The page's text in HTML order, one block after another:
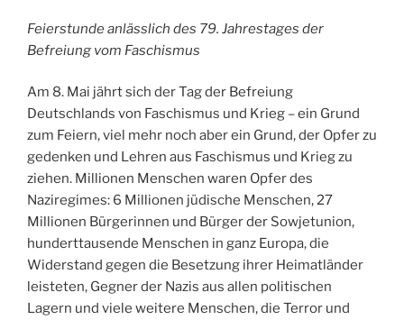
Feierstunde anlässlich des 79. Jahrestages der
Befreiung vom Faschismus
Am 8. Mai jährt sich der Tag der Befreiung
Deutschlands von Faschismus und Krieg – ein Grund
zum Feiern, viel mehr noch aber ein Grund, der Opfer zu
gedenken und Lehren aus Faschismus und Krieg zu
ziehen. Millionen Menschen waren Opfer des
Naziregimes: 6 Millionen jüdische Menschen, 27
Millionen Bürgerinnen und Bürger der Sowjetunion,
hunderttausende Menschen in ganz Europa, die
Widerstand gegen die Besetzung ihrer Heimatländer
leisteten, Gegner der Nazis aus allen politischen
Lagern und viele weitere Menschen, die Terror und